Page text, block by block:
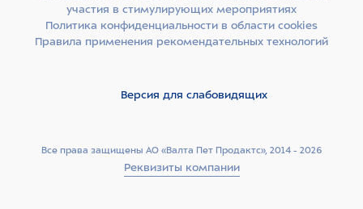
Все права защищены АО «Валта Пет Продактс», 2014 - 2026
Реквизиты компании
участия в стимулирующих мероприятиях
Политика конфиденциальности в области cookies
Правила применения рекомендательных технологий
Версия для слабовидящих